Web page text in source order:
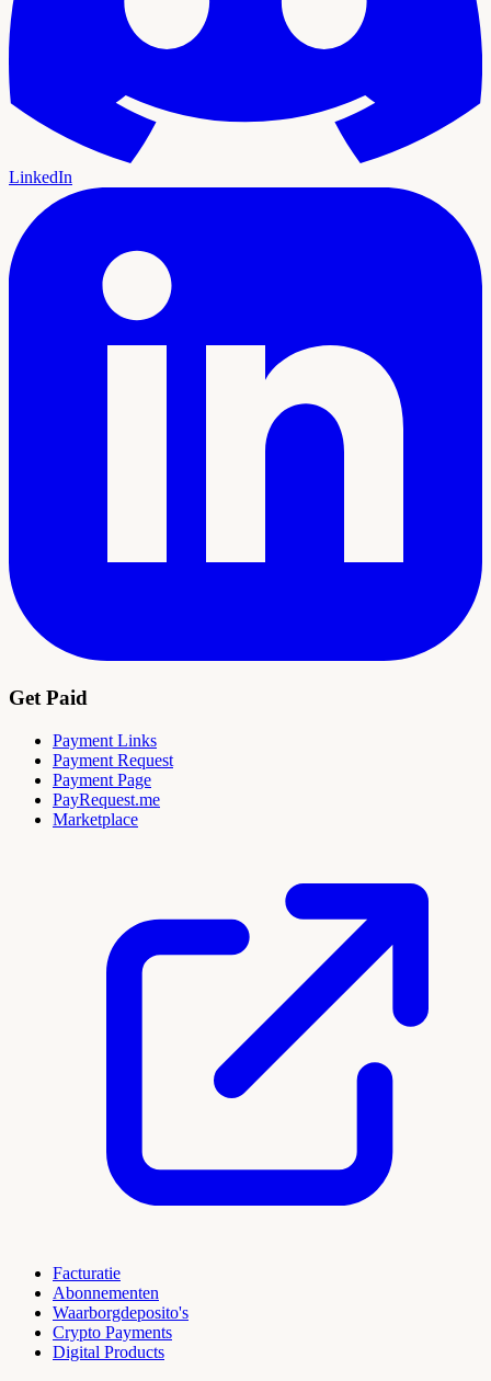
LinkedIn
Get Paid
Payment Links
Payment Request
Payment Page
PayRequest.me
Marketplace
Facturatie
Abonnementen
Waarborgdeposito's
Crypto Payments
Digital Products